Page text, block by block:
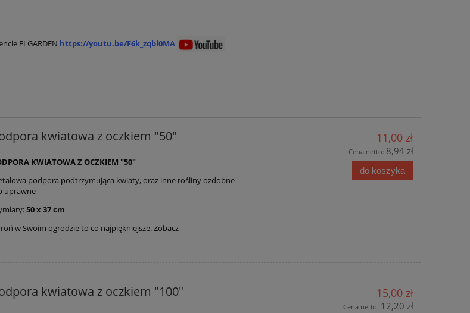
ELGARDEN https://youtu.be/F6k_zqbl0MA
kwiatowa z oczkiem "50"
KWIATOWA Z OCZKIEM "50"
podpora podtrzymująca kwiaty, oraz inne rośliny ozdobne
uprawne
50 x 37 cm
w Swoim ogrodzie to co najpiękniejsze. Zobacz
11,00 zł
Cena netto: 8,94 zł
do koszyka
kwiatowa z oczkiem "100" 15,00 zł
Cena netto: 12,20 zł